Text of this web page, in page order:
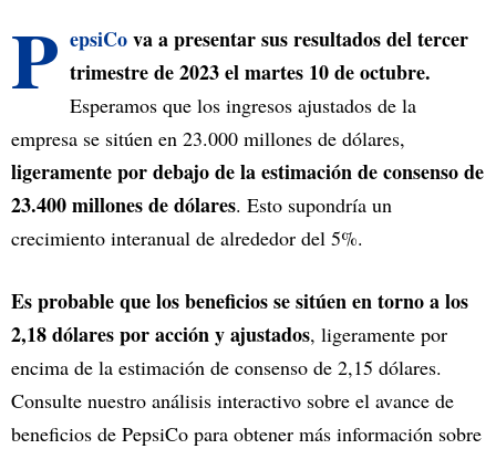
P epsiCova a presentar sus resultados del tercer
trimestre de 2023 el martes 10 de octubre.
Esperamos que los ingresos ajustados de la
empresa se sitúen en 23.000 millones de dólares,
ligeramente por debajo de la estimación de consenso de
23.400 millones de dólares. Esto supondría un
crecimiento interanual de alrededor del 5%.
Es probable que los beneficios se sitúen en torno a los
2,18 dólares por acción y ajustados, ligeramente por
encima de la estimación de consenso de 2,15 dólares.
Consulte nuestro análisis interactivo sobre el avance de
beneficios de PepsiCo para obtener más información sobre